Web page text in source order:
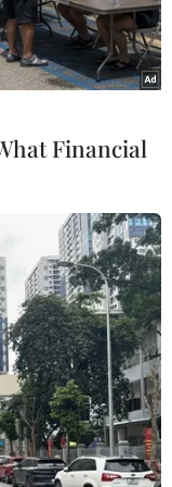
Phó trưởng ban
Tất Thắng và Ủy
bí thư thường trực
thưởng “Thanh
Anh/Vietnam+)
Financial